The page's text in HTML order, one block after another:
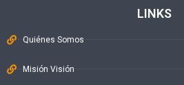
LINKS
Quiénes Somos
Misión Visión